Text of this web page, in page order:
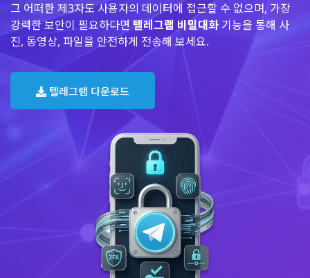
그 어떠한 제3자도 사용자의 데이터에 접근할 수 없으며, 가장
강력한 보안이 필요하다면 텔레그램 비밀대화 기능을 통해 사
진, 동영상, 파일을 안전하게 전송해 보세요.
텔레그램 다운로드